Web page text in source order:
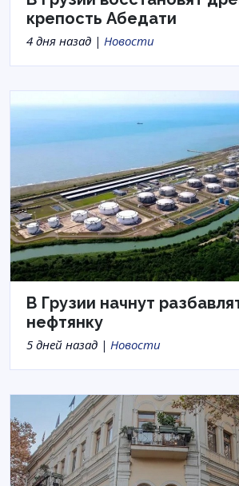
крепость Абедати
4 дня назад | Новости
В Грузии начнут
нефтянку
5 дней назад | Новости